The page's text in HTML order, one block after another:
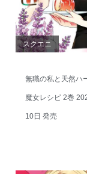
スクエニ
無職の私と天然ハ
魔女レシピ 2巻
10日 発売